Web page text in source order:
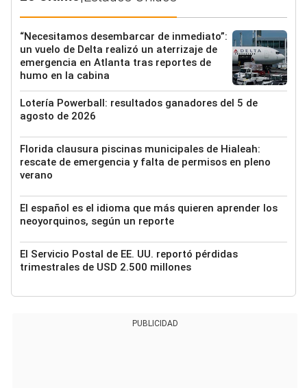
“Necesitamos desembarcar de inmediato”:
un vuelo de Delta realizó un aterrizaje de
emergencia en Atlanta tras reportes de
humo en la cabina
Lotería Powerball: resultados ganadores del 5 de
agosto de 2026
Florida clausura piscinas municipales de Hialeah:
rescate de emergencia y falta de permisos en pleno
verano
El español es el idioma que más quieren aprender los
neoyorquinos, según un reporte
El Servicio Postal de EE. UU. reportó pérdidas
trimestrales de USD 2.500 millones
PUBLICIDAD